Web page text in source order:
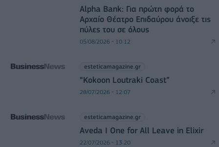
Alpha Bank: Για πρώτη φορά το
Αρχαίο Θέατρο Επιδαύρου άνοιξε τις
πύλες του σε όλους
05/08/2026 - 10:12
esteticamagazine.gr
“Kokoon Loutraki Coast”
28/07/2026 - 12:07
esteticamagazine.gr
Aveda I One for All Leave in Elixir
22/07/2026 - 13:20